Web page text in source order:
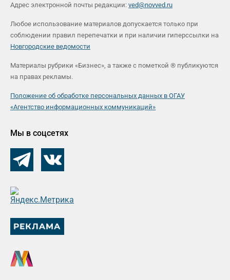
Адрес электронной почты редакции: ved@novved.ru
Любое использование материалов допускается только при
соблюдении правил перепечатки и при наличии гиперссылки на
Новгородские ведомости
Материалы рубрики «Бизнес», а также с пометкой ® публикуются
на правах рекламы.
Положение об обработке персональных данных в ОГАУ
«Агентство информационных коммуникаций»
Мы в соцсетях